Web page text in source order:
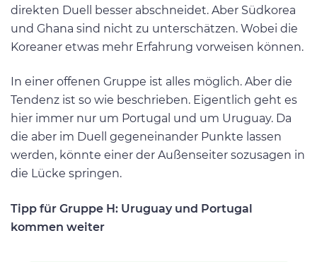
direkten Duell besser abschneidet. Aber Südkorea
und Ghana sind nicht zu unterschätzen. Wobei die
Koreaner etwas mehr Erfahrung vorweisen können.
In einer offenen Gruppe ist alles möglich. Aber die
Tendenz ist so wie beschrieben. Eigentlich geht es
hier immer nur um Portugal und um Uruguay. Da
die aber im Duell gegeneinander Punkte lassen
werden, könnte einer der Außenseiter sozusagen in
die Lücke springen.
Tipp für Gruppe H: Uruguay und Portugal
kommen weiter